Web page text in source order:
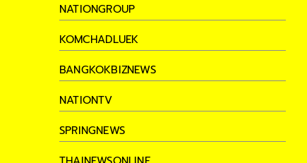
NATIONGROUP
KOMCHADLUEK
BANGKOKBIZNEWS
NATIONTV
SPRINGNEWS